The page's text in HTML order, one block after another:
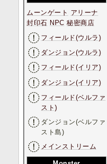
ムーンゲート アリーナ
封印石 NPC 秘密商店
フィールド(ウルラ)
ダンジョン(ウルラ)
フィールド(イリア)
ダンジョン(イリア)
フィールド(ベルファ
スト)
ダンジョン(ベルファ
スト島)
メインストリーム